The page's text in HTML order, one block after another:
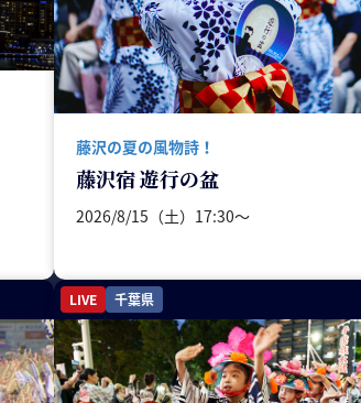
藤沢の夏の風物詩！
藤沢宿 遊行の盆
2026/8/15（土）17:30〜
LIVE 千葉県